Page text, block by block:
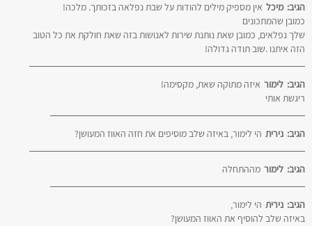
מיכל הגיב:
אין מספיק מילים להודות על שבת נפלאה בזכותך. מלכה!
כמובן שהמתכונים
שלך נפלאים, כמובן שאת נותנת שירות לאנושות בזה שאת חולקת את כל הטוב
הזה איתנו .שוב תודה גדולה!
לימור הגיב:
איזה מתוקה שאת, מקסימה!
ריגשת אותי
נירית הגיב: הי לימור, באיזה שלב מוסיפים את חזה האווז המעושן?
לימור הגיב: מההתחלה
נירית הגיב:
הי לימור,
באיזה שלב להוסיף את האווז המעושן?